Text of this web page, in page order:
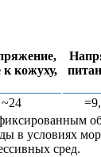
к кожуху,
в условиях
сред.